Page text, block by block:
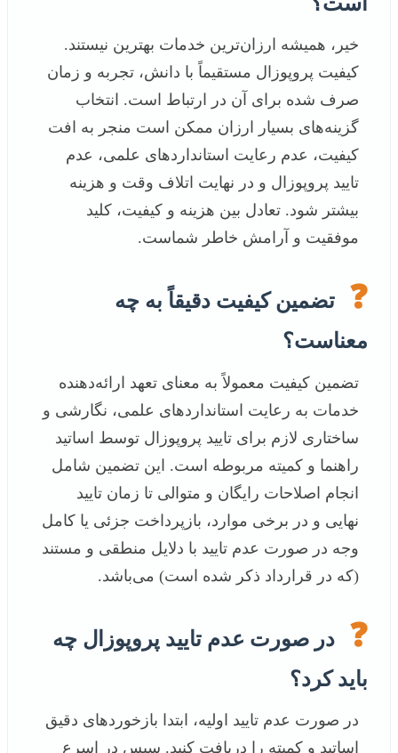
خیر، همیشه ارزان‌ترین خدمات بهترین نیستند.
کیفیت پروپوزال مستقیماً با دانش، تجربه و زمان
صرف شده برای آن در ارتباط است. انتخاب
گزینه‌های بسیار ارزان ممکن است منجر به افت
کیفیت، عدم رعایت استانداردهای علمی، عدم
تایید پروپوزال و در نهایت اتلاف وقت و هزینه
بیشتر شود. تعادل بین هزینه و کیفیت، کلید
موفقیت و آرامش خاطر شماست.
❓
تضمین کیفیت دقیقاً به چه
معناست؟
تضمین کیفیت معمولاً به معنای تعهد ارائه‌دهنده
خدمات به رعایت استانداردهای علمی، نگارشی و
ساختاری لازم برای تایید پروپوزال توسط اساتید
راهنما و کمیته مربوطه است. این تضمین شامل
انجام اصلاحات رایگان و متوالی تا زمان تایید
نهایی و در برخی موارد، بازپرداخت جزئی یا کامل
وجه در صورت عدم تایید با دلایل منطقی و مستند
(که در قرارداد ذکر شده است) می‌باشد.
❓
در صورت عدم تایید پروپوزال چه
باید کرد؟
در صورت عدم تایید اولیه، ابتدا بازخوردهای دقیق
اساتید و کمیته را دریافت کنید. سپس در اسرع